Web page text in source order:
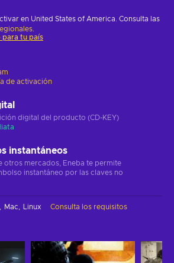
en United States of America. Consulta las
para tu país
de activación
digital del producto (CD-KEY)
instantáneos
otros mercados, Eneba te permite
instantáneo por las claves no
Mac Linux Consulta los requisitos